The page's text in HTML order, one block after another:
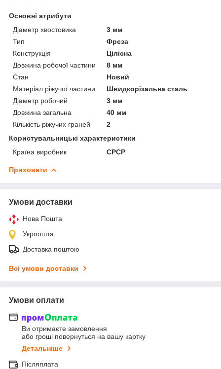
Основні атрибути
Діаметр хвостовика
3 мм
Тип
Фреза
Конструкція
Цілісна
Довжина робочої частини
8 мм
Стан
Новий
Матеріал ріжучої частини
Швидкорізальна сталь
Діаметр робочий
3 мм
Довжина загальна
40 мм
Кількість ріжучих граней
2
Користувальницькі характеристики
Країна виробник
СРСР
Приховати
Умови доставки
Нова Пошта
Укрпошта
Доставка поштою
Всі умови доставки
Умови оплати
Ви отримаєте замовлення
або гроші повернуться на вашу картку
Детальніше
Післяплата